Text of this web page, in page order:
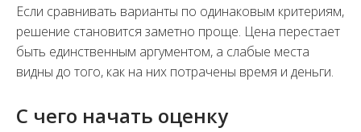
Если сравнивать варианты по одинаковым критериям,
решение становится заметно проще. Цена перестает
быть единственным аргументом, а слабые места
видны до того, как на них потрачены время и деньги.
С чего начать оценку